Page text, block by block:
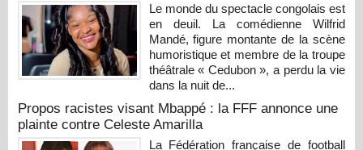
Le monde du spectacle congolais est
en deuil. La comédienne Wilfrid
Mandé, figure montante de la scène
humoristique et membre de la troupe
théâtrale « Cedubon », a perdu la vie
dans la nuit de...
Propos racistes visant Mbappé : la FFF annonce une
plainte contre Celeste Amarilla
La Fédération française de football